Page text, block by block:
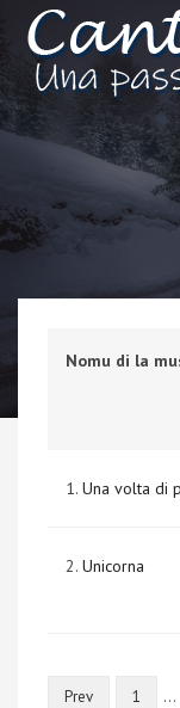
Nomu di la
1. Una volta di
2. Unicorna
Prev 1 …